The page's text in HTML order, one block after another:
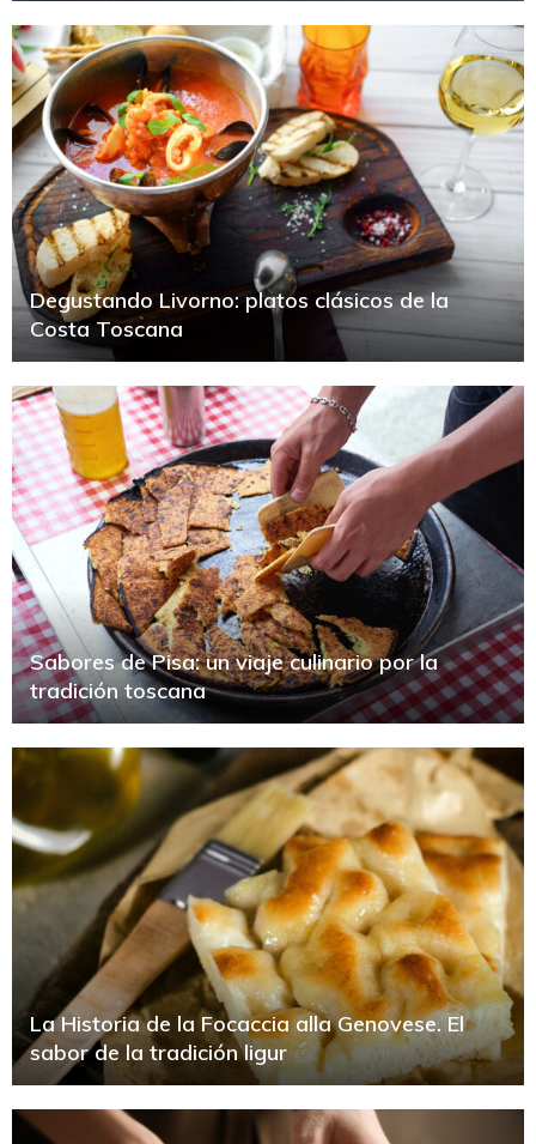
Degustando Livorno: platos clásicos de la
Costa Toscana
Sabores de Pisa: un viaje culinario por la
tradición toscana
La Historia de la Focaccia alla Genovese. El
sabor de la tradición ligur